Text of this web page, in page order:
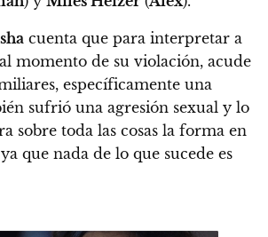
cuenta que para interpretar a
momento de su violación, acude
específicamente una
sufrió una agresión sexual y lo
sobre toda las cosas la forma en
que nada de lo que sucede es